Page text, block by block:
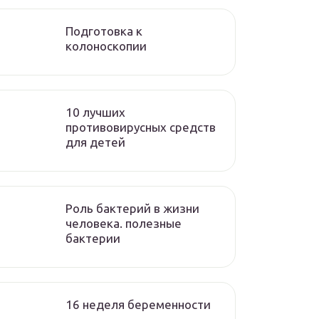
Подготовка к
колоноскопии
10 лучших
противовирусных средств
для детей
Роль бактерий в жизни
человека. полезные
бактерии
16 неделя беременности